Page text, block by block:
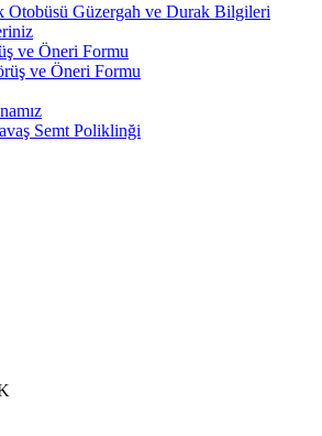
Otobüsü Güzergah ve Durak Bilgileri
ve Öneri Formu
ve Öneri Formu
Semt Poliklinği